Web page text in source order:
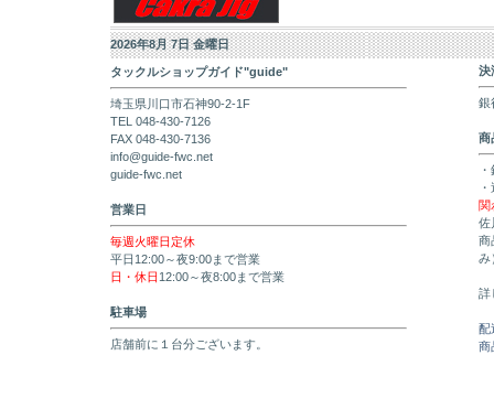
2026年8月 7日 金曜日
タックルショップガイド"guide"
埼玉県川口市石神90-2-1F
TEL 048-430-7126
FAX 048-430-7136
info@guide-fwc.net
guide-fwc.net
営業日
毎週火曜日定休
平日12:00～夜9:00まで営業
日・休日 12:00～夜8:00まで営業
駐車場
店舗前に１台分ございます。
決
銀
商
関
佐
商
み
詳
配
商